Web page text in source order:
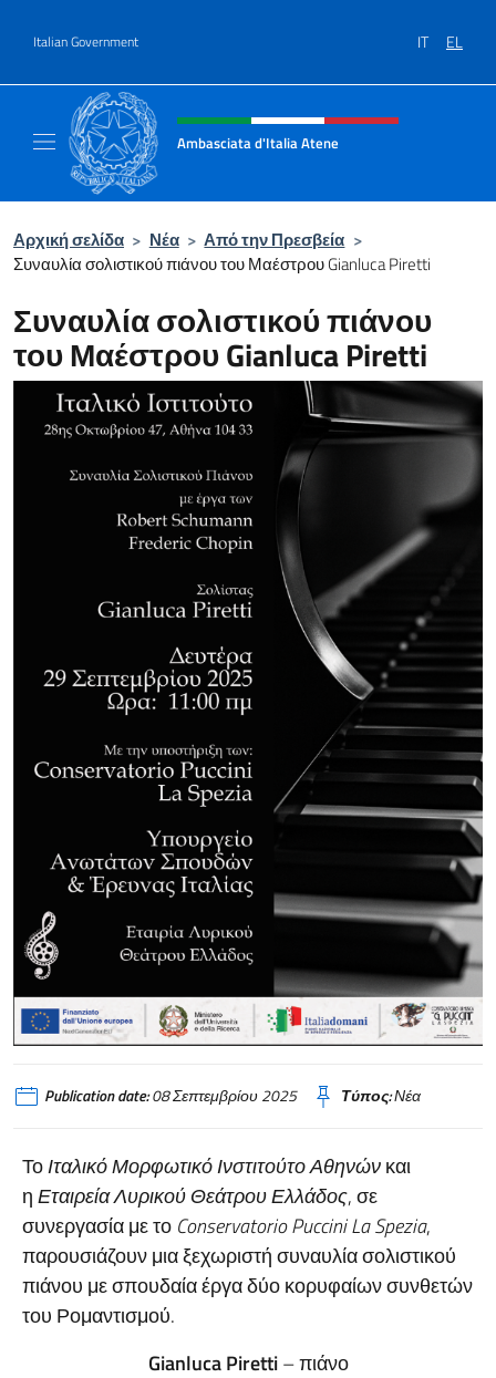
Italian Government IT EL
Header, social and menu of site
Ambasciata d'Italia Atene
Αρχική σελίδα > Νέα > Από την Πρεσβεία >
Συναυλία σολιστικού πιάνου του Μαέστρου Gianluca Piretti
Συναυλία σολιστικού πιάνου
του Μαέστρου Gianluca Piretti
Publication date:08 Σεπτεμβρίου 2025 Τύπος:Νέα
ΤοΙταλικό Μορφωτικό Ινστιτούτο Αθηνώνκαι
ηΕταιρεία Λυρικού Θεάτρου Ελλάδος, σε
συνεργασία με το Conservatorio Puccini La Spezia,
παρουσιάζουν μια ξεχωριστή συναυλία σολιστικού
πιάνου με σπουδαία έργα δύο κορυφαίων συνθετών
του Ρομαντισμού.
Gianluca Piretti– πιάνο